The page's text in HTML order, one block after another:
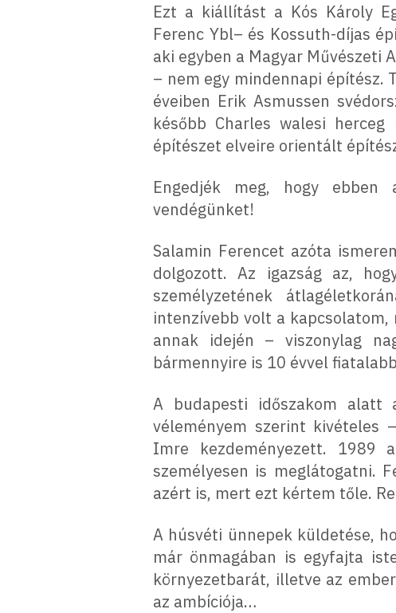
Ezt a kiállítást a Kós Károly
Ferenc Ybl– és Kossuth-díjas
aki egyben a Magyar Művészeti
– nem egy mindennapi építész.
éveiben Erik Asmussen
később Charles walesi
építészet elveire orientált
Engedjék meg, hogy
vendégünket!
Salamin Ferencet azóta
dolgozott. Az igazság az,
személyzetének
intenzívebb volt a
annak idején – viszonylag
bármennyire is 10 évvel
A budapesti időszakom
véleményem szerint kivételes
Imre kezdeményezett. 1989
személyesen is meglátogatni.
azért is, mert ezt kértem tőle.
A húsvéti ünnepek küldetése,
már önmagában is egyfajta
környezetbarát, illetve az
az ambíciója…